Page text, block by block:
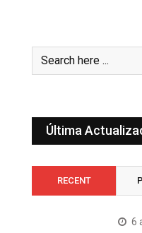
Última
RECENT
6